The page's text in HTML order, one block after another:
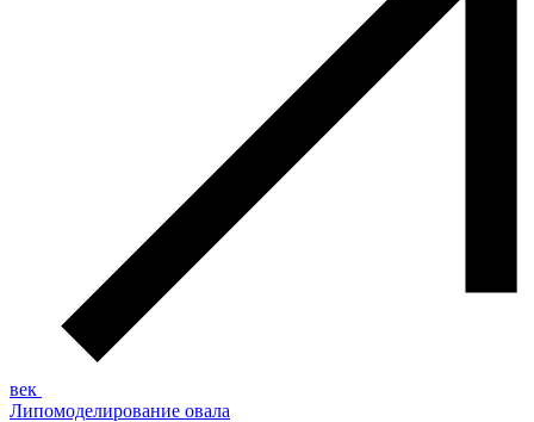
век
Липомоделирование овала